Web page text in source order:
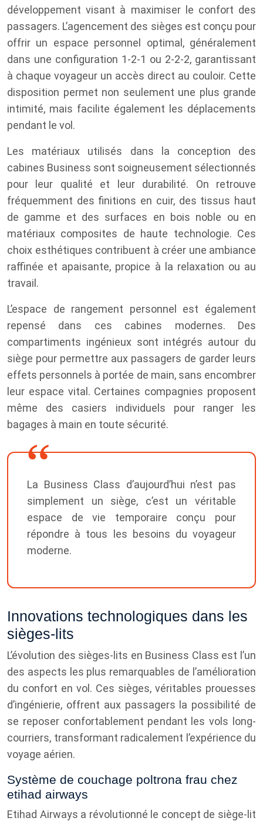
développement visant à maximiser le confort des
passagers. L’agencement des sièges est conçu pour
offrir un espace personnel optimal, généralement
dans une configuration 1-2-1 ou 2-2-2, garantissant
à chaque voyageur un accès direct au couloir. Cette
disposition permet non seulement une plus grande
intimité, mais facilite également les déplacements
pendant le vol.
Les matériaux utilisés dans la conception des
cabines Business sont soigneusement sélectionnés
pour leur qualité et leur durabilité. On retrouve
fréquemment des finitions en cuir, des tissus haut
de gamme et des surfaces en bois noble ou en
matériaux composites de haute technologie. Ces
choix esthétiques contribuent à créer une ambiance
raffinée et apaisante, propice à la relaxation ou au
travail.
L’espace de rangement personnel est également
repensé dans ces cabines modernes. Des
compartiments ingénieux sont intégrés autour du
siège pour permettre aux passagers de garder leurs
effets personnels à portée de main, sans encombrer
leur espace vital. Certaines compagnies proposent
même des casiers individuels pour ranger les
bagages à main en toute sécurité.
La Business Class d’aujourd’hui n’est pas
simplement un siège, c’est un véritable
espace de vie temporaire conçu pour
répondre à tous les besoins du voyageur
moderne.
Innovations technologiques dans les
sièges-lits
L’évolution des sièges-lits en Business Class est l’un
des aspects les plus remarquables de l’amélioration
du confort en vol. Ces sièges, véritables prouesses
d’ingénierie, offrent aux passagers la possibilité de
se reposer confortablement pendant les vols long-
courriers, transformant radicalement l’expérience du
voyage aérien.
Système de couchage poltrona frau chez
etihad airways
Etihad Airways a révolutionné le concept de siège-lit